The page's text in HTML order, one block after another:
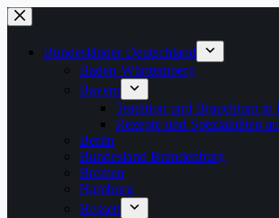
Zum
Inhalt
springenBundesländer Deutschland
Baden-Württemberg
Bayern
Tradition und Brauchtum in
Rezepte und Spezialitäten
Berlin
Bundesland Brandenburg
Bremen
Hamburg
Hessen